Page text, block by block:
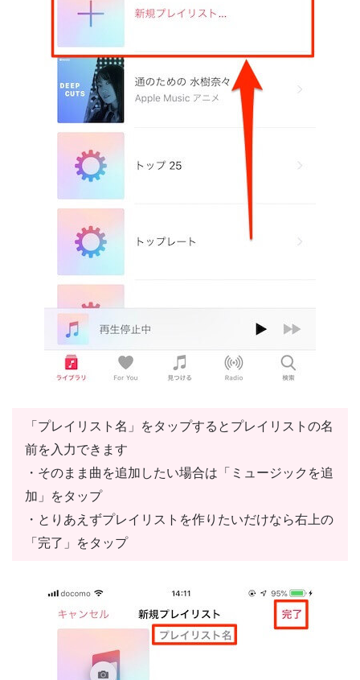
「プレイリスト名」をタップするとプレイリストの名
前を入力できます
・そのまま曲を追加したい場合は「ミュージックを追
加」をタップ
・とりあえずプレイリストを作りたいだけなら右上の
「完了」をタップ